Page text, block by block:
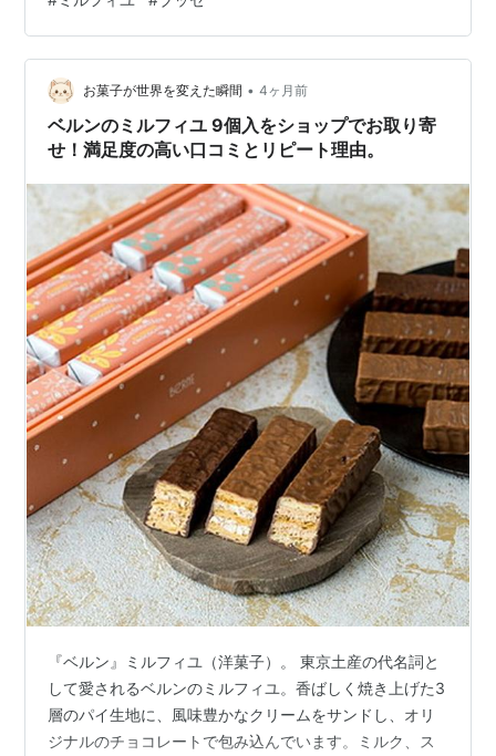
たら・・ フフッ。シャトレーゼのブッセも製造してまし
た。間接的に食べたことになるかな。 春ドラマ、始まり
ましたねー。オーディションの監督になった気分で
（笑）録画の1話目を観ています。今のとこ毎週観ようと
思っているのは「リボーン」「月夜行路」「…
お菓子が世界を変えた瞬間 • 4ヶ月前
ベルンのミルフィユ 9個入をショップでお取り寄
せ！満足度の高い口コミとリピート理由。
『ベルン』ミルフィユ（洋菓子）。 東京土産の代名詞と
して愛されるベルンのミルフィユ。香ばしく焼き上げた3
層のパイ生地に、風味豊かなクリームをサンドし、オリ
ジナルのチョコレートで包み込んでいます。ミルク、ス